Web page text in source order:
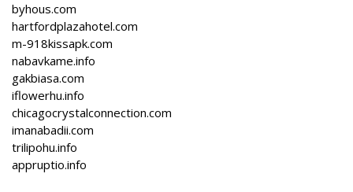
byhous.com
hartfordplazahotel.com
m-918kissapk.com
nabavkame.info
gakbiasa.com
iflowerhu.info
chicagocrystalconnection.com
imanabadii.com
trilipohu.info
appruptio.info